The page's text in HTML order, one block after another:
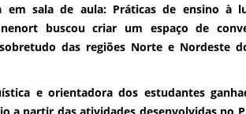
em sala de aula: Práticas de ensino à
buscou criar um espaço de
das regiões Norte e Nordeste
e orientadora dos estudantes